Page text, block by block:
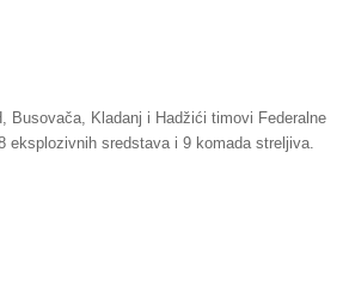
Busovača, Kladanj i Hadžići timovi Federalne
eksplozivnih sredstava i 9 komada streljiva.